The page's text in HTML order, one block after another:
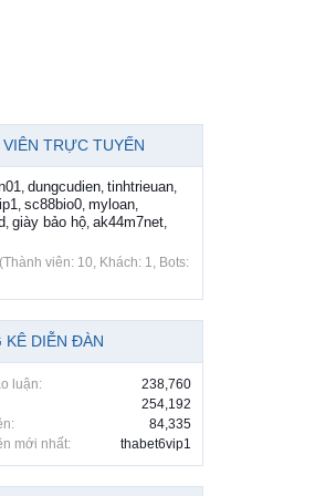
TRỰC TUYẾN
dungcudien tinhtrieuan
sc88bio0 myloan
giày bảo hộ ak44m7net
viên: 10, Khách: 1, Bots:
KÊ DIỄN ĐÀN
luận:
238,760
254,192
84,335
mới nhất:
thabet6vip1